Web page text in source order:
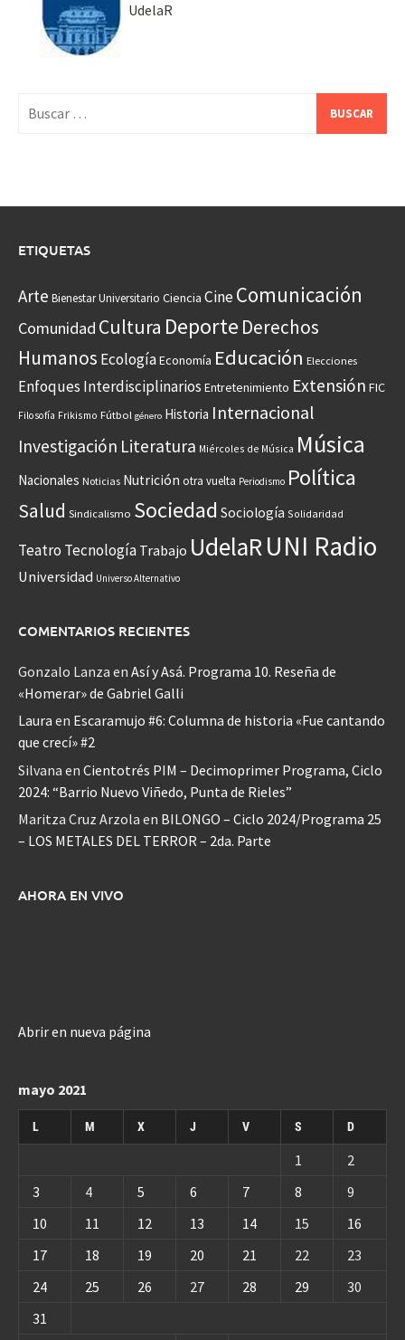
UdelaR
ETIQUETAS
Arte Bienestar Universitario Ciencia CineComunicación
Comunidad Cultura Deporte Derechos
Humanos EcologíaEconomía Educación Elecciones
Enfoques Interdisciplinarios Entretenimiento Extensión FIC
Filosofía Frikismo Fútbol género Historia Internacional
Investigación Literatura Miércoles de Música Música
Nacionales Noticias Nutrición otra vuelta Periodismo Política
Salud Sindicalismo Sociedad Sociología Solidaridad
Teatro Tecnología Trabajo UdelaR UNI Radio
Universidad Universo Alternativo
COMENTARIOS RECIENTES
Gonzalo Lanza en Así y Asá. Programa 10. Reseña de
«Homerar» de Gabriel Galli
Laura en Escaramujo #6: Columna de historia «Fue cantando
que crecí» #2
Silvana en Cientotrés PIM – Decimoprimer Programa, Ciclo
2024: “Barrio Nuevo Viñedo, Punta de Rieles”
Maritza Cruz Arzola en BILONGO – Ciclo 2024/Programa 25
– LOS METALES DEL TERROR – 2da. Parte
AHORA EN VIVO
Abrir en nueva página
mayo 2021
L M X J V S D
1
2
3
4 5 6 7 8
9
10
11 12 13 14 15
16
17
18 19 20 21 22
23
24
25 26 27 28 29
30
31